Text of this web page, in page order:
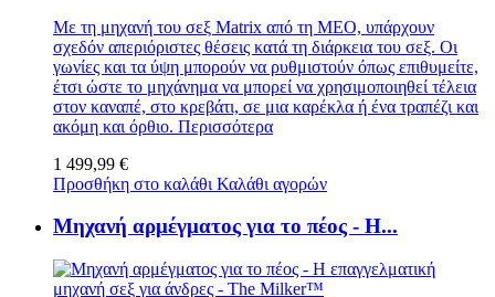
Με τη μηχανή του σεξ Matrix από τη MEO, υπάρχουν
σχεδόν απεριόριστες θέσεις κατά τη διάρκεια του σεξ. Οι
γωνίες και τα ύψη μπορούν να ρυθμιστούν όπως επιθυμείτε,
έτσι ώστε το μηχάνημα να μπορεί να χρησιμοποιηθεί τέλεια
στον καναπέ, στο κρεβάτι, σε μια καρέκλα ή ένα τραπέζι και
ακόμη και όρθιο. Περισσότερα
1 499,99 €
Προσθήκη στο καλάθι Καλάθι αγορών
Μηχανή αρμέγματος για το πέος - Η...